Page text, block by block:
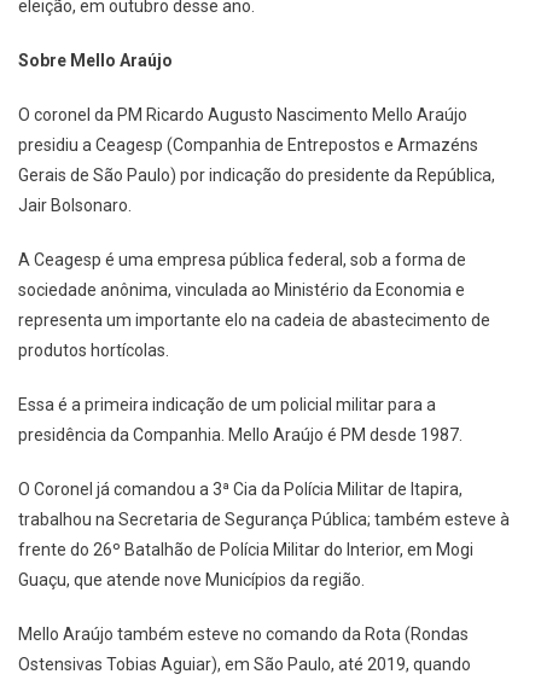
eleição, em outubro desse ano.
Sobre Mello Araújo
O coronel da PM Ricardo Augusto Nascimento Mello Araújo
presidiu a Ceagesp (Companhia de Entrepostos e Armazéns
Gerais de São Paulo) por indicação do presidente da República,
Jair Bolsonaro.
A Ceagesp é uma empresa pública federal, sob a forma de
sociedade anônima, vinculada ao Ministério da Economia e
representa um importante elo na cadeia de abastecimento de
produtos hortícolas.
Essa é a primeira indicação de um policial militar para a
presidência da Companhia. Mello Araújo é PM desde 1987.
O Coronel já comandou a 3ª Cia da Polícia Militar de Itapira,
trabalhou na Secretaria de Segurança Pública; também esteve à
frente do 26º Batalhão de Polícia Militar do Interior, em Mogi
Guaçu, que atende nove Municípios da região.
Mello Araújo também esteve no comando da Rota (Rondas
Ostensivas Tobias Aguiar), em São Paulo, até 2019, quando